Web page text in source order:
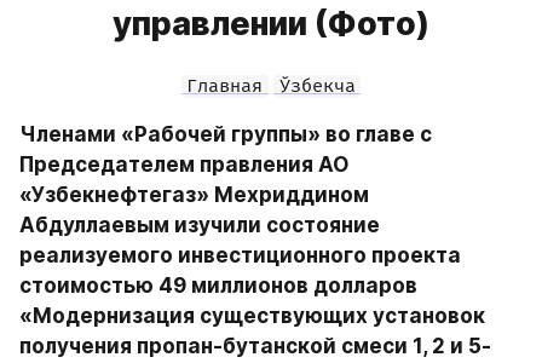
управлении (Фото)
Главная Ўзбекча
Членами «Рабочей группы» во главе с
Председателем правления АО
«Узбекнефтегаз» Мехриддином
Абдуллаевым изучили состояние
реализуемого инвестиционного проекта
стоимостью 49 миллионов долларов
«Модернизация существующих установок
получения пропан-бутанской смеси 1, 2 и 5-